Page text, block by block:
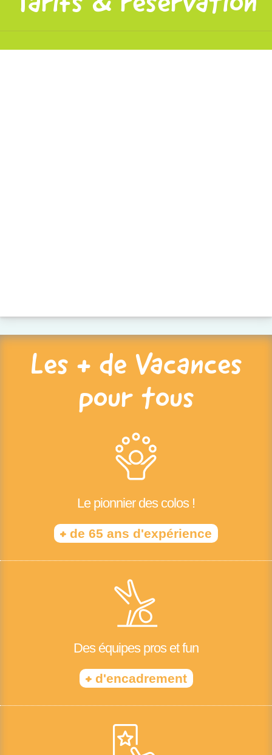
Les + de Vacances
pour tous
Le pionnier des colos !
+ de 65 ans d'expérience
Des équipes pros et fun
+d'encadrement